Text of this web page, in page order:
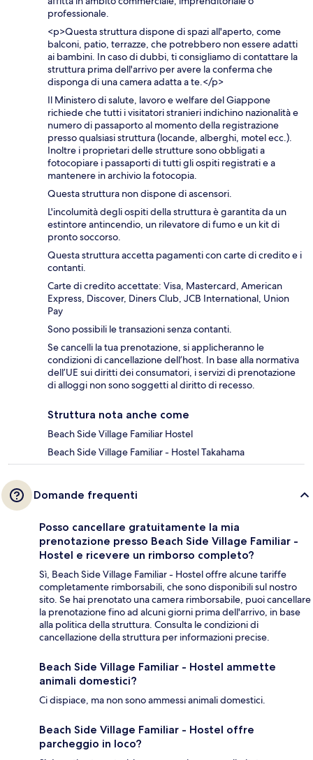
professionale.
<p>Questa struttura dispone di spazi all'aperto, come
balconi, patio, terrazze, che potrebbero non essere adatti
ai bambini. In caso di dubbi, ti consigliamo di contattare la
struttura prima dell'arrivo per avere la conferma che
disponga di una camera adatta a te.</p>
Il Ministero di salute, lavoro e welfare del Giappone
richiede che tutti i visitatori stranieri indichino nazionalità e
numero di passaporto al momento della registrazione
presso qualsiasi struttura (locande, alberghi, motel ecc.).
Inoltre i proprietari delle strutture sono obbligati a
fotocopiare i passaporti di tutti gli ospiti registrati e a
mantenere in archivio la fotocopia.
Questa struttura non dispone di ascensori.
L'incolumità degli ospiti della struttura è garantita da un
estintore antincendio, un rilevatore di fumo e un kit di
pronto soccorso.
Questa struttura accetta pagamenti con carte di credito e i
contanti.
Carte di credito accettate: Visa, Mastercard, American
Express, Discover, Diners Club, JCB International, Union
Pay
Sono possibili le transazioni senza contanti.
Se cancelli la tua prenotazione, si applicheranno le
condizioni di cancellazione dell’host. In base alla normativa
dell’UE sui diritti dei consumatori, i servizi di prenotazione
di alloggi non sono soggetti al diritto di recesso.
Struttura nota anche come
Beach Side Village Familiar Hostel
Beach Side Village Familiar - Hostel Takahama
Domande frequenti
Posso cancellare gratuitamente la mia
prenotazione presso Beach Side Village Familiar -
Hostel e ricevere un rimborso completo?
Sì, Beach Side Village Familiar - Hostel offre alcune tariffe
completamente rimborsabili, che sono disponibili sul nostro
sito. Se hai prenotato una camera rimborsabile, puoi cancellare
la prenotazione fino ad alcuni giorni prima dell'arrivo, in base
alla politica della struttura. Consulta le condizioni di
cancellazione della struttura per informazioni precise.
Beach Side Village Familiar - Hostel ammette
animali domestici?
Ci dispiace, ma non sono ammessi animali domestici.
Beach Side Village Familiar - Hostel offre
parcheggio in loco?